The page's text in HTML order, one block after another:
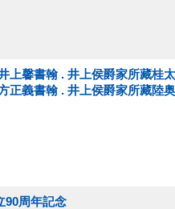
上馨書翰 . 井上侯爵家所藏桂
正義書翰 . 井上侯爵家所藏陸
90周年記念